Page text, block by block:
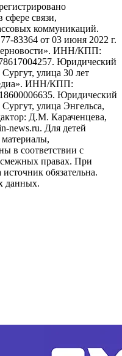
связи,
коммуникаций.
83364 от 03 июня 2022 г.
ИНН/КПП:
Юридический
улица 30 лет
ИНН/КПП:
Юридический
улица Энгельса,
Д.М. Караченцева,
news.ru. Для детей
в соответствии с
смежных правах. При
обязательна.
данных.